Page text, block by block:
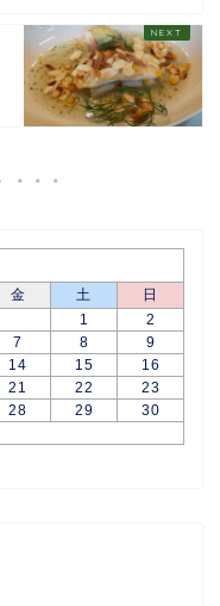
金 土
日
1
2
7 8
9
14 15
16
21 22
23
28 29
30